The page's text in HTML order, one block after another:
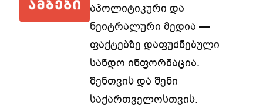
აპოლიტიკური და
ნეიტრალური მედია —
ფაქტებზე დაფუძნებული
სანდო ინფორმაცია.
შენთვის და შენი
საქართველოსთვის.